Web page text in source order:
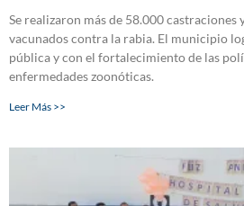
Se realizaron más de 58.000
vacunados contra la rabia. El municipio
pública y con el fortalecimiento de las
enfermedades zoonóticas.
Leer Más >>